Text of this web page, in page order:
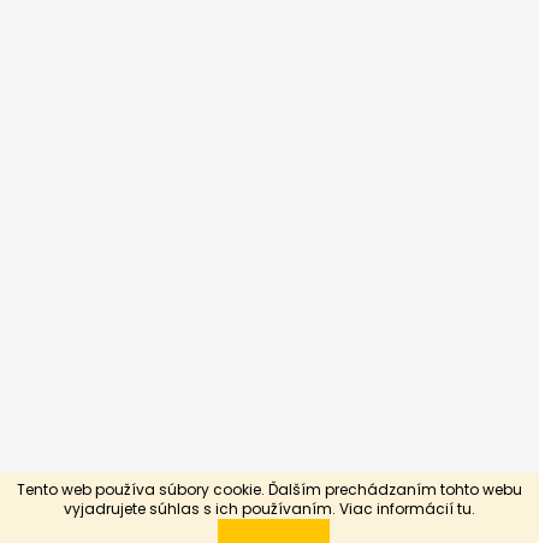
Tento web používa súbory cookie. Ďalším prechádzaním tohto webu
vyjadrujete súhlas s ich používaním. Viac informáciítu.
Vytvoril Shoptet